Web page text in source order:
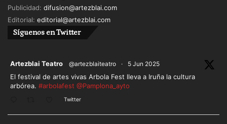
Publicidad: difusion@artezblai.com
Editorial: editorial@artezblai.com
Síguenos en Twitter
Artezblai Teatro @artezblaiteatro · 5 Jun 2025
El festival de artes vivas Arbola Fest lleva a Iruña la cultura
arbórea. #arbolafest @Pamplona_ayto
Twitter